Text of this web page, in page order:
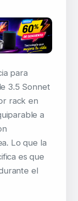
para
3.5 Sonnet
rack en
a
Lo que la
es que
el